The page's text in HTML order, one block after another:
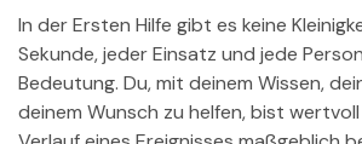
In der Ersten Hilfe gibt es keine
Sekunde, jeder Einsatz und jede
Bedeutung. Du, mit deinem Wissen,
deinem Wunsch zu helfen, bist